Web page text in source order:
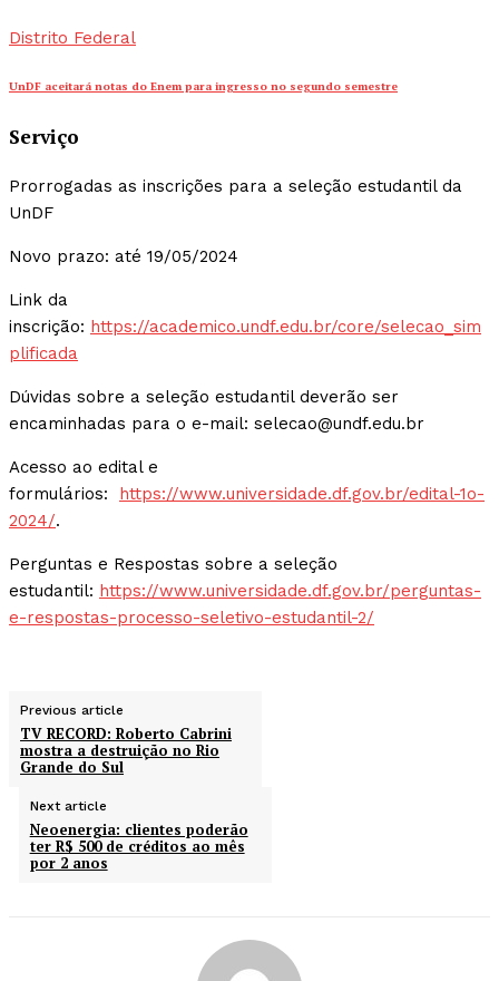
Distrito Federal
UnDF aceitará notas do Enem para ingresso no segundo semestre
Serviço
Prorrogadas as inscrições para a seleção estudantil da
UnDF
Novo prazo: até 19/05/2024
Link da
inscrição: https://academico.undf.edu.br/core/selecao_sim
plificada
Dúvidas sobre a seleção estudantil deverão ser
encaminhadas para o e-mail: selecao@undf.edu.br
Acesso ao edital e
formulários: https://www.universidade.df.gov.br/edital-1o-
2024/.
Perguntas e Respostas sobre a seleção
estudantil: https://www.universidade.df.gov.br/perguntas-
e-respostas-processo-seletivo-estudantil-2/
Previous article
TV RECORD: Roberto Cabrini
mostra a destruição no Rio
Grande do Sul
Next article
Neoenergia: clientes poderão
ter R$ 500 de créditos ao mês
por 2 anos